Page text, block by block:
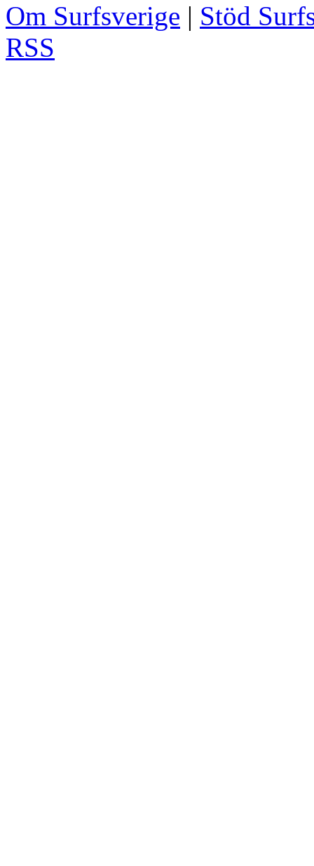
Om Surfsverige | Stöd
RSS